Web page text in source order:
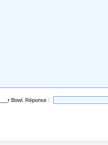
Bowl. Réponse :